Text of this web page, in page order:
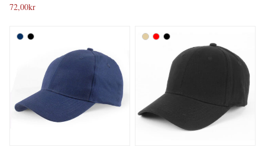
72,00kr